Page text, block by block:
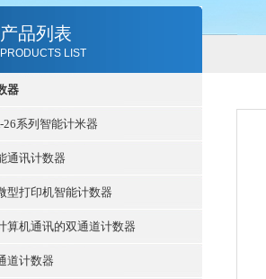
产品列表
PRODUCTS LIST
器
26系列智能计米器
通讯计数器
型打印机智能计数器
算机通讯的双通道计数器
道计数器